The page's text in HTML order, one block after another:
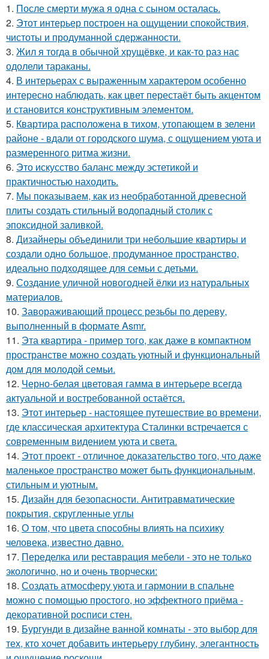
1. После смерти мужа я одна с сыном осталась.
2. Этот интерьер построен на ощущении спокойствия,
чистоты и продуманной сдержанности.
3. Жил я тогда в обычной хрущёвке, и как-то раз нас
одолели тараканы.
4. В интерьерах с выраженным характером особенно
интересно наблюдать, как цвет перестаёт быть акцентом
и становится конструктивным элементом.
5. Квартира расположена в тихом, утопающем в зелени
районе - вдали от городского шума, с ощущением уюта и
размеренного ритма жизни.
6. Это искусство баланс между эстетикой и
практичностью находить.
7. Мы показываем, как из необработанной древесной
плиты создать стильный водопадный столик с
эпоксидной заливкой.
8. Дизайнеры объединили три небольшие квартиры и
создали одно большое, продуманное пространство,
идеально подходящее для семьи с детьми.
9. Создание уличной новогодней ёлки из натуральных
материалов.
10. Завораживающий процесс резьбы по дереву,
выполненный в формате Asmr.
11. Эта квартира - пример того, как даже в компактном
пространстве можно создать уютный и функциональный
дом для молодой семьи.
12. Черно-белая цветовая гамма в интерьере всегда
актуальной и востребованной остаётся.
13. Этот интерьер - настоящее путешествие во времени,
где классическая архитектура Сталинки встречается с
современным видением уюта и света.
14. Этот проект - отличное доказательство того, что даже
маленькое пространство может быть функциональным,
стильным и уютным.
15. Дизайн для безопасности. Антитравматические
покрытия, скругленные углы
16. О том, что цвета способны влиять на психику
человека, известно давно.
17. Переделка или реставрация мебели - это не только
экологично, но и очень творчески:
18. Создать атмосферу уюта и гармонии в спальне
можно с помощью простого, но эффектного приёма -
декоративной росписи стен.
19. Бургунди в дизайне ванной комнаты - это выбор для
тех, кто хочет добавить интерьеру глубину, элегантность